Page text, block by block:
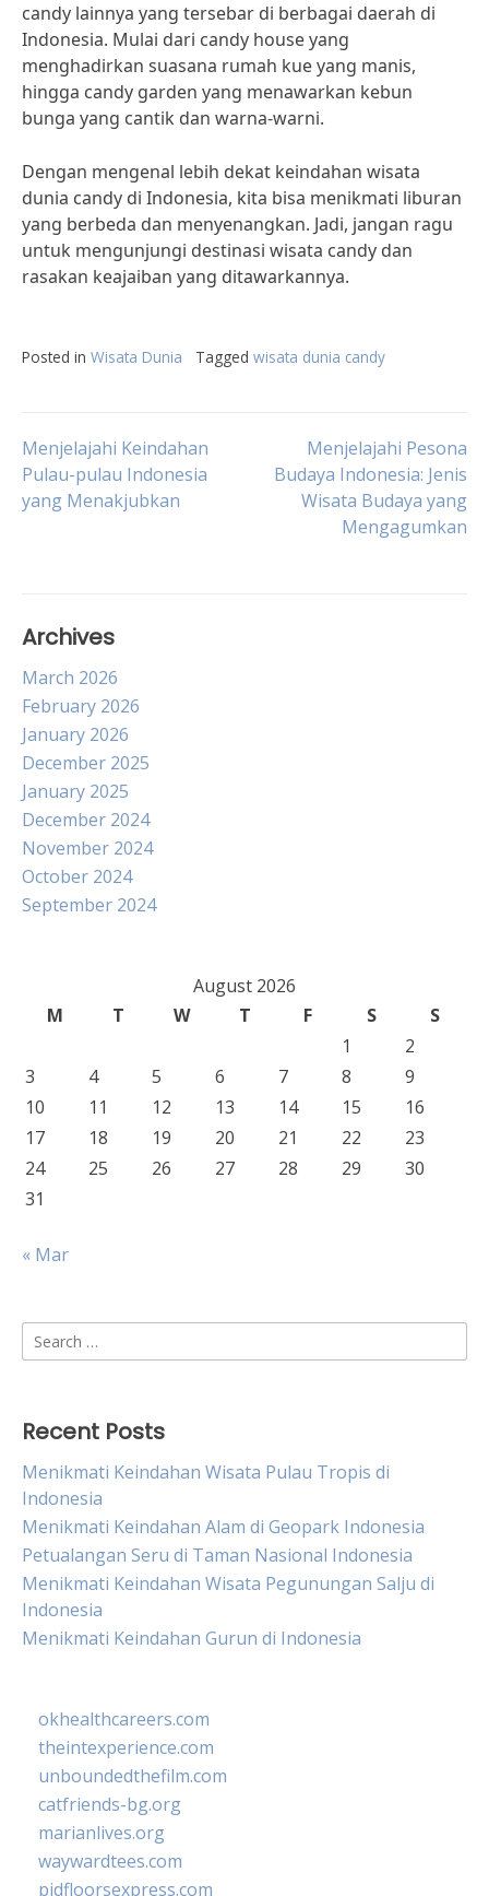
candy lainnya yang tersebar di berbagai daerah di
Indonesia. Mulai dari candy house yang
menghadirkan suasana rumah kue yang manis,
hingga candy garden yang menawarkan kebun
bunga yang cantik dan warna-warni.
Dengan mengenal lebih dekat keindahan wisata
dunia candy di Indonesia, kita bisa menikmati liburan
yang berbeda dan menyenangkan. Jadi, jangan ragu
untuk mengunjungi destinasi wisata candy dan
rasakan keajaiban yang ditawarkannya.
Posted in Wisata Dunia Tagged wisata dunia candy
Post
navigation
Menjelajahi Keindahan
Pulau-pulau Indonesia
yang Menakjubkan
Menjelajahi Pesona
Budaya Indonesia: Jenis
Wisata Budaya yang
Mengagumkan
Archives
March 2026
February 2026
January 2026
December 2025
January 2025
December 2024
November 2024
October 2024
September 2024
August 2026
M
T W T F S
S
1
2
3
4 5 6 7 8
9
10
11 12 13 14 15
16
17
18 19 20 21 22
23
24
25 26 27 28 29
30
31
« Mar
Search
for:
Recent Posts
Menikmati Keindahan Wisata Pulau Tropis di
Indonesia
Menikmati Keindahan Alam di Geopark Indonesia
Petualangan Seru di Taman Nasional Indonesia
Menikmati Keindahan Wisata Pegunungan Salju di
Indonesia
Menikmati Keindahan Gurun di Indonesia
okhealthcareers.com
theintexperience.com
unboundedthefilm.com
catfriends-bg.org
marianlives.org
waywardtees.com
pidfloorsexpress.com